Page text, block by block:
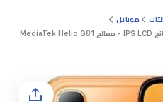
موبايل
انفنكس سمارت 20 - دبل سيم - شاشة 6.78 انج IPS LCD - معالج MediaTek Helio G81